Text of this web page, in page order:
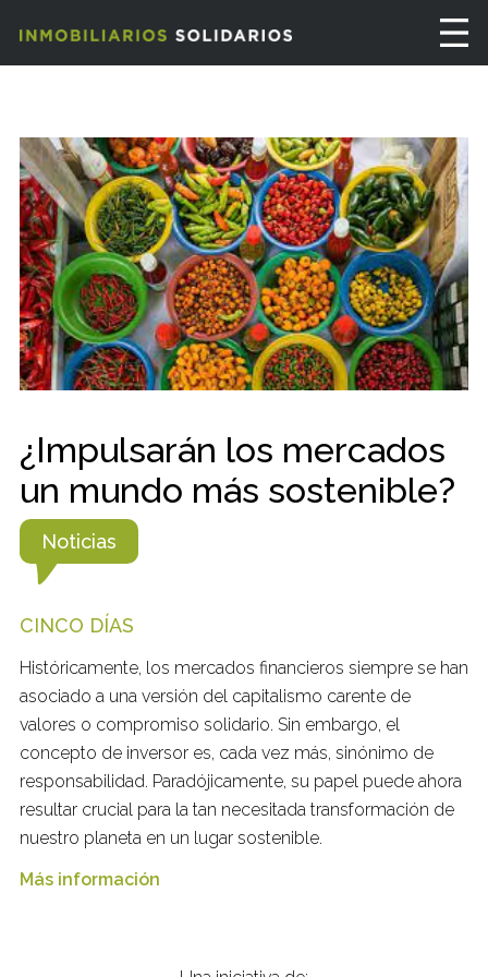
¿Impulsarán los mercados
un mundo más sostenible?
Noticias
CINCO DÍAS
Históricamente, los mercados financieros siempre se han
asociado a una versión del capitalismo carente de
valores o compromiso solidario. Sin embargo, el
concepto de inversor es, cada vez más, sinónimo de
responsabilidad. Paradójicamente, su papel puede ahora
resultar crucial para la tan necesitada transformación de
nuestro planeta en un lugar sostenible.
Más información